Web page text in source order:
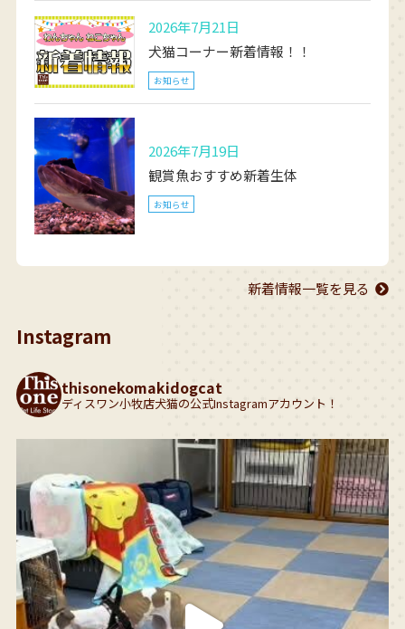
2026年7月21日
犬猫コーナー新着情報！！
お知らせ
2026年7月19日
観賞魚おすすめ新着生体
お知らせ
新着情報一覧を見る
Instagram
thisonekomakidogcat
ディスワン小牧店犬猫の公式Instagramアカウント！